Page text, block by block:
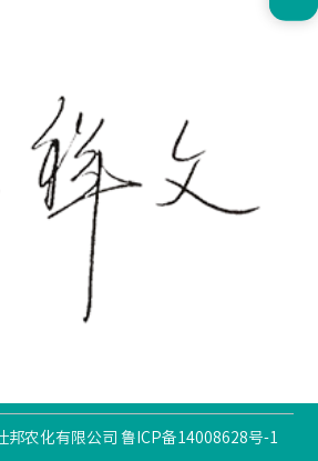
农化有限公司 鲁ICP备14008628号-1